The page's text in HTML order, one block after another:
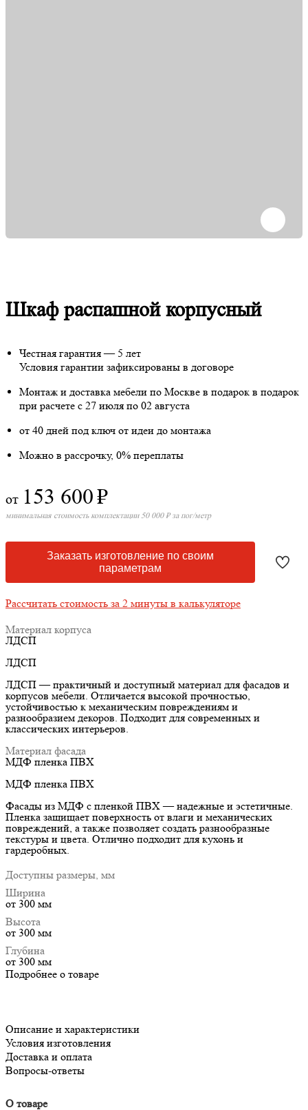
Шкаф распашной корпусный
Честная гарантия — 5 лет
Условия гарантии зафиксированы в договоре
Монтаж и доставка мебели по Москве в подарок в подарок
при расчете с 27 июля по 02 августа
от 40 дней под ключ от идеи до монтажа
Можно в рассрочку, 0% переплаты
от 153 600₽
минимальная стоимость комплектации 50 000 ₽ за пог/метр
Заказать изготовление по своим
параметрам
Рассчитать стоимость за 2 минуты в калькуляторе
Материал корпуса
ЛДСП
ЛДСП
ЛДСП — практичный и доступный материал для фасадов и
корпусов мебели. Отличается высокой прочностью,
устойчивостью к механическим повреждениям и
разнообразием декоров. Подходит для современных и
классических интерьеров.
Материал фасада
МДФ пленка ПВХ
МДФ пленка ПВХ
Фасады из МДФ с пленкой ПВХ — надежные и эстетичные.
Пленка защищает поверхность от влаги и механических
повреждений, а также позволяет создать разнообразные
текстуры и цвета. Отлично подходит для кухонь и
гардеробных.
Доступны размеры, мм
Ширина
от 300 мм
Высота
от 300 мм
Глубина
от 300 мм
Подробнее о товаре
Описание и характеристики
Условия изготовления
Доставка и оплата
Вопросы-ответы
О товаре